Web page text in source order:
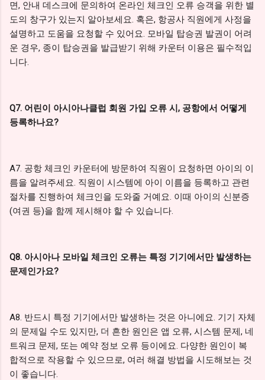
면, 안내 데스크에 문의하여 온라인 체크인 오류 승객을 위한 별
도의 창구가 있는지 알아보세요. 혹은, 항공사 직원에게 사정을
설명하고 도움을 요청할 수 있어요. 모바일 탑승권 발권이 어려
운 경우, 종이 탑승권을 발급받기 위해 카운터 이용은 필수적입
니다.
Q7. 어린이 아시아나클럽 회원 가입 오류 시, 공항에서 어떻게
등록하나요?
A7. 공항 체크인 카운터에 방문하여 직원이 요청하면 아이의 이
름을 알려주세요. 직원이 시스템에 아이 이름을 등록하고 관련
절차를 진행하여 체크인을 도와줄 거예요. 이때 아이의 신분증
(여권 등)을 함께 제시해야 할 수 있습니다.
Q8. 아시아나 모바일 체크인 오류는 특정 기기에서만 발생하는
문제인가요?
A8. 반드시 특정 기기에서만 발생하는 것은 아니에요. 기기 자체
의 문제일 수도 있지만, 더 흔한 원인은 앱 오류, 시스템 문제, 네
트워크 문제, 또는 예약 정보 오류 등이에요. 다양한 원인이 복
합적으로 작용할 수 있으므로, 여러 해결 방법을 시도해보는 것
이 좋습니다.